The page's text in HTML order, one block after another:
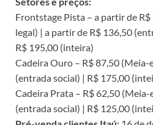
Frontstage Pista – a partir de
legal) | a partir de R$ 136,50
R$ 195,00 (inteira)
Cadeira Ouro – R$ 87,50
(entrada social) | R$ 175,00
Cadeira Prata – R$ 62,50
(entrada social) | R$ 125,00